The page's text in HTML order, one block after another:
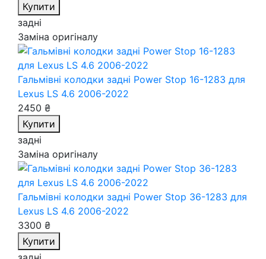
Купити
задні
Заміна оригіналу
Гальмівні колодки задні Power Stop 16-1283 для
Lexus LS 4.6 2006-2022
2450 ₴
Купити
задні
Заміна оригіналу
Гальмівні колодки задні Power Stop 36-1283 для
Lexus LS 4.6 2006-2022
3300 ₴
Купити